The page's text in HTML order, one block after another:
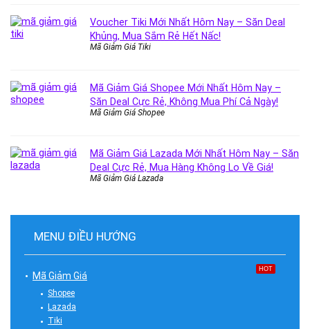
Voucher Tiki Mới Nhất Hôm Nay – Săn Deal
Khủng, Mua Sắm Rẻ Hết Nấc!
Mã Giảm Giá Tiki
Mã Giảm Giá Shopee Mới Nhất Hôm Nay –
Săn Deal Cực Rẻ, Không Mua Phí Cả Ngày!
Mã Giảm Giá Shopee
Mã Giảm Giá Lazada Mới Nhất Hôm Nay – Săn
Deal Cực Rẻ, Mua Hàng Không Lo Về Giá!
Mã Giảm Giá Lazada
MENU ĐIỀU HƯỚNG
Mã Giảm Giá
HOT
Shopee
Lazada
Tiki